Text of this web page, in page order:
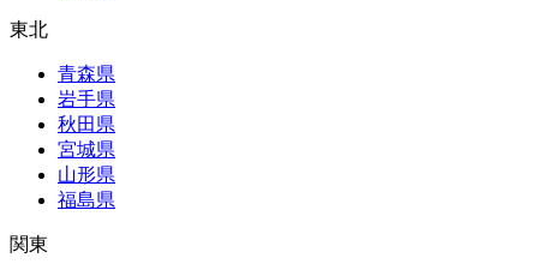
東北
青森県
岩手県
秋田県
宮城県
山形県
福島県
関東